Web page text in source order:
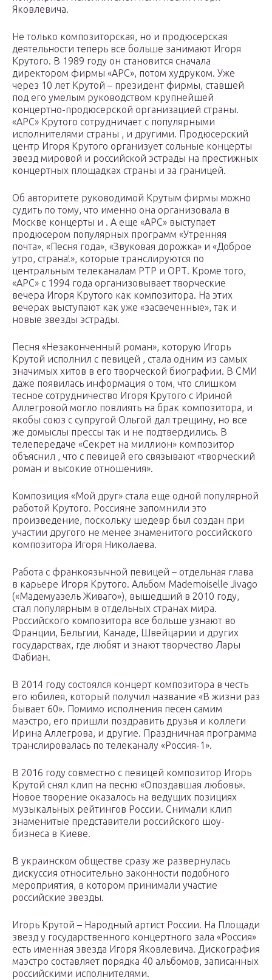
Яковлевича.
Не только композиторская, но и продюсерская
деятельности теперь все больше занимают Игоря
Крутого. В 1989 году он становится сначала
директором фирмы «АРС», потом худруком. Уже
через 10 лет Крутой – президент фирмы, ставшей
под его умелым руководством крупнейшей
концертно-продюсерской организацией страны.
«АРС» Крутого сотрудничает с популярными
исполнителями страны , и другими. Продюсерский
центр Игоря Крутого организует сольные концерты
звезд мировой и российской эстрады на престижных
концертных площадках страны и за границей.
Об авторитете руководимой Крутым фирмы можно
судить по тому, что именно она организовала в
Москве концерты и . А еще «АРС» выступает
продюсером популярных программ «Утренняя
почта», «Песня года», «Звуковая дорожка» и «Доброе
утро, страна!», которые транслируются по
центральным телеканалам РТР и ОРТ. Кроме того,
«АРС» с 1994 года организовывает творческие
вечера Игоря Крутого как композитора. На этих
вечерах выступают как уже «засвеченные», так и
новые звезды эстрады.
Песня «Незаконченный роман», которую Игорь
Крутой исполнил с певицей , стала одним из самых
значимых хитов в его творческой биографии. В СМИ
даже появилась информация о том, что слишком
тесное сотрудничество Игоря Крутого с Ириной
Аллегровой могло повлиять на брак композитора, и
якобы союз с супругой Ольгой дал трещину, но все
же домыслы прессы так и не подтвердились. В
телепередаче «Секрет на миллион» композитор
объяснил , что с певицей его связывают «творческий
роман и высокие отношения».
Композиция «Мой друг» стала еще одной популярной
работой Крутого. Россияне запомнили это
произведение, поскольку шедевр был создан при
участии другого не менее знаменитого российского
композитора Игоря Николаева.
Работа с франкоязычной певицей – отдельная глава
в карьере Игоря Крутого. Альбом Mademoiselle Jivago
(«Мадемуазель Живаго»), вышедший в 2010 году,
стал популярным в отдельных странах мира.
Российского композитора все больше узнают во
Франции, Бельгии, Канаде, Швейцарии и других
государствах, где любят и знают творчество Лары
Фабиан.
В 2014 году состоялся концерт композитора в честь
его юбилея, который получил название «В жизни раз
бывает 60». Помимо исполнения песен самим
маэстро, его пришли поздравить друзья и коллеги
Ирина Аллегрова, и другие. Праздничная программа
транслировалась по телеканалу «Россия-1».
В 2016 году совместно с певицей композитор Игорь
Крутой снял клип на песню «Опоздавшая любовь».
Новое творение оказалось на ведущих позициях
музыкальных рейтингов России. Снимали клип
знаменитые представители российского шоу-
бизнеса в Киеве.
В украинском обществе сразу же развернулась
дискуссия относительно законности подобного
мероприятия, в котором принимали участие
российские звезды.
Игорь Крутой – Народный артист России. На Площади
звезд у государственного концертного зала «Россия»
есть именная звезда Игоря Яковлевича. Дискография
маэстро составляет порядка 40 альбомов, записанных
российскими исполнителями.